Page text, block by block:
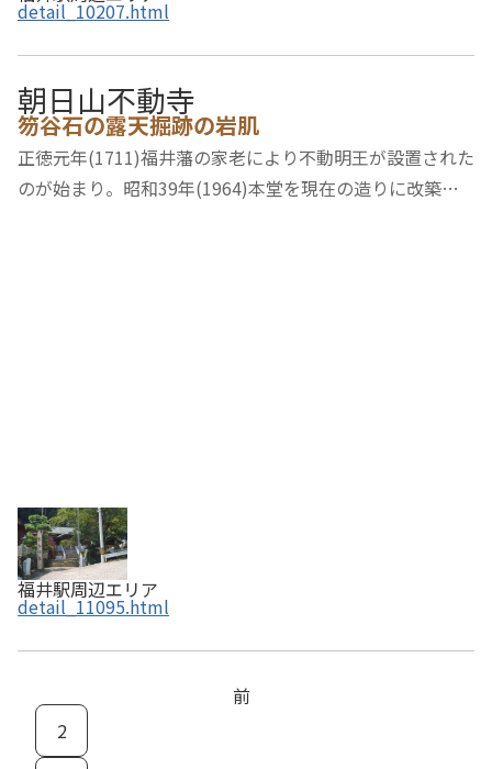
detail_10207.html
朝日山不動寺
笏谷石の露天掘跡の岩肌
正徳元年(1711)福井藩の家老により不動明王が設置された
のが始まり。昭和39年(1964)本堂を現在の造りに改築さ
福井駅周辺エリア
detail_11095.html
前
2